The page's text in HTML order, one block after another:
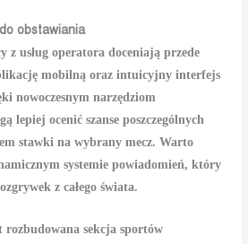
obstawiania
z usług operatora doceniają przede
mobilną oraz intuicyjny interfejs
nowoczesnym narzędziom
lepiej ocenić szanse poszczególnych
stawki na wybrany mecz. Warto
systemie powiadomień, który
z całego świata.
sekcja sportów